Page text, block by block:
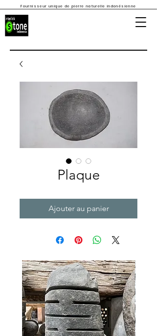
Fournisseur unique de pierre naturelle indonésienne
Plaque
Ajouter au panier